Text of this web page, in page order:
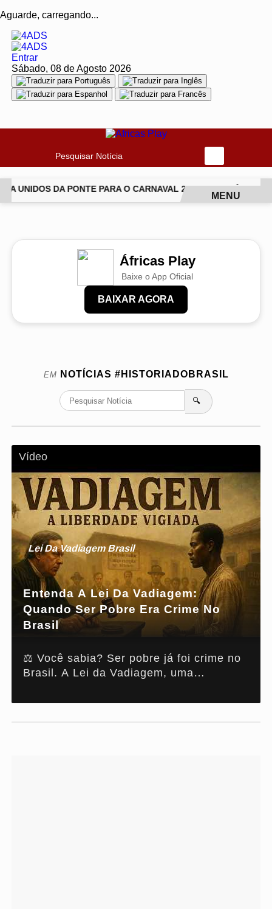
Aguarde, carregando...
Entrar
Sábado, 08 de Agosto 2026
Pesquisar Notícia
UNIDOS DA PONTE PARA O CARNAVAL 2027 JIU-JÍTSU
MENU
Áfricas Play
Baixe o App Oficial
BAIXAR AGORA
EM NOTÍCIAS #HISTORIADOBRASIL
🔍
Vídeo
Lei Da Vadiagem Brasil
Entenda A Lei Da Vadiagem:
Quando Ser Pobre Era Crime No
Brasil
⚖️ Você sabia? Ser pobre já foi crime no
Brasil. A Lei da Vadiagem, uma
controlava e punia corpos negros após a